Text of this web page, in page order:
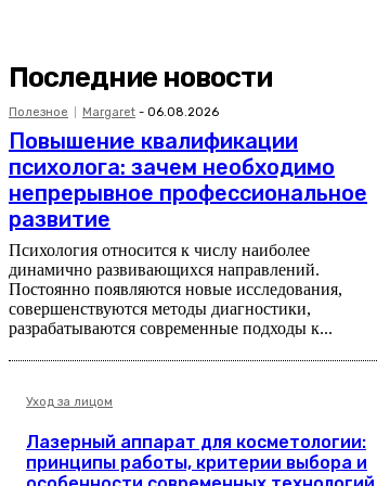
Последние новости
Полезное Margaret - 06.08.2026
Повышение квалификации
психолога: зачем необходимо
непрерывное профессиональное
развитие
Психология относится к числу наиболее
динамично развивающихся направлений.
Постоянно появляются новые исследования,
совершенствуются методы диагностики,
разрабатываются современные подходы к...
Уход за лицом
Лазерный аппарат для косметологии:
принципы работы, критерии выбора и